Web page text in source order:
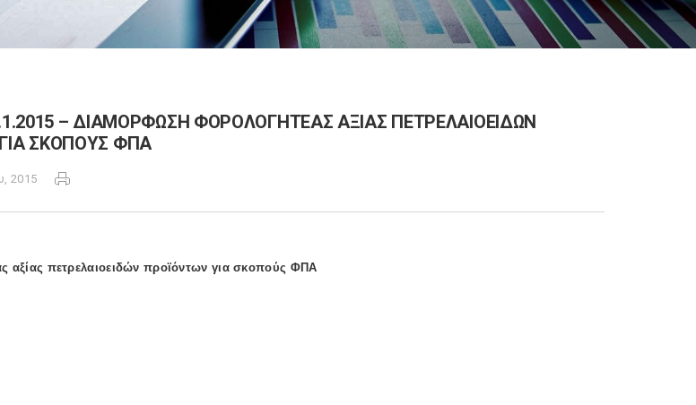
– ΔΙΑΜΟΡΦΩΣΗ ΦΟΡΟΛΟΓΗΤΕΑΣ ΑΞΙΑΣ ΠΕΤΡΕΛΑΙΟΕΙΔΩΝ
ΣΚΟΠΟΥΣ ΦΠΑ
2015
αξίας πετρελαιοειδών προϊόντων για σκοπούς ΦΠΑ